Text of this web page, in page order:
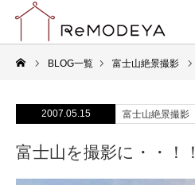
BLOG一覧 富士山絶景撮影
2007.05.15 富士山絶景撮影
富士山を撮影に・・！！